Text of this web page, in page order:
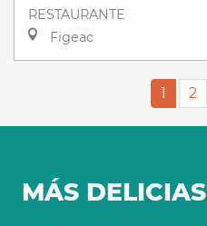
RESTAURANTE
Figeac
1 2
MÁS DELICIAS